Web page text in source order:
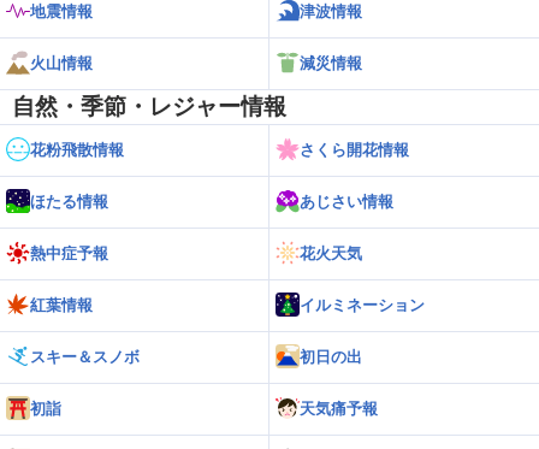
地震情報 津波情報
火山情報 減災情報
自然・季節・レジャー情報
花粉飛散情報 さくら開花情報
ほたる情報 あじさい情報
熱中症予報 花火天気
紅葉情報 イルミネーション
スキー＆スノボ 初日の出
初詣 天気痛予報